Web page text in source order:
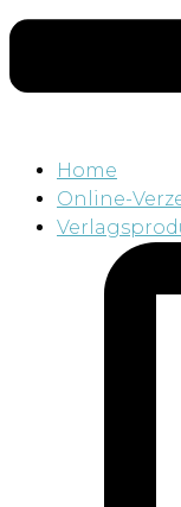
Home
Online-